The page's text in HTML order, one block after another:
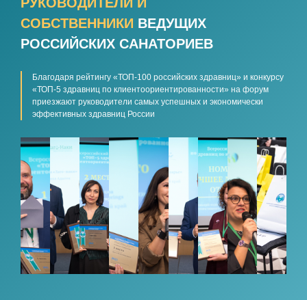
СОБСТВЕННИКИ ВЕДУЩИХ
РОССИЙСКИХ САНАТОРИЕВ
Благодаря рейтингу «ТОП-100 российских здравниц» и конкурсу
«ТОП-5 здравниц по клиентоориентированности» на форум
приезжают руководители самых успешных и экономически
эффективных здравниц России